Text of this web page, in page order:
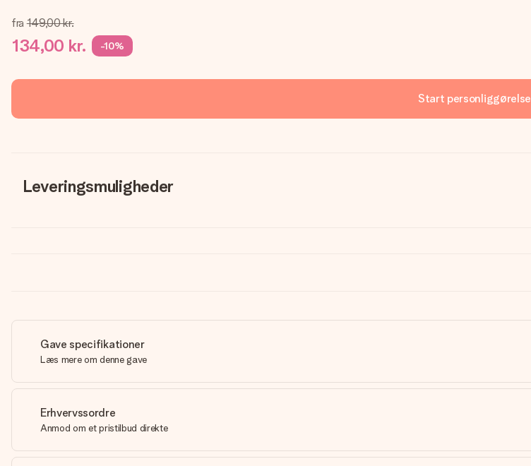
fra 149,00 kr.
134,00 kr. -10%
Start personliggørelse
Leveringsmuligheder
Gave specifikationer
Læs mere om denne gave
Erhvervssordre
Anmod om et pristilbud direkte